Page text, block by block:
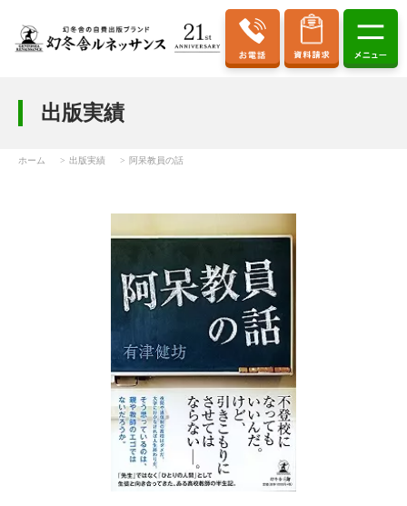
出版実績
ホーム 出版実績 阿呆教員の話